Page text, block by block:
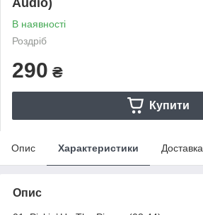
В наявності
Роздріб
290 ₴
Купити
Опис Характеристики Доставка
Опис